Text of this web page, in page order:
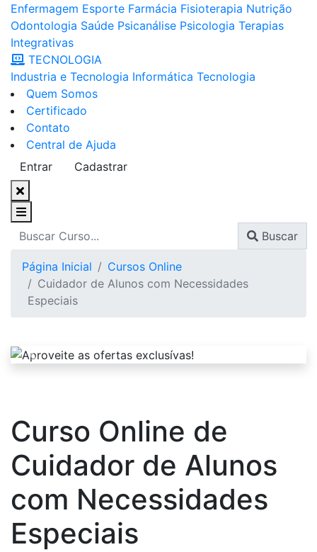
Enfermagem Esporte Farmácia Fisioterapia Nutrição
Odontologia Saúde Psicanálise Psicologia Terapias
Integrativas
TECNOLOGIA
Industria e Tecnologia Informática Tecnologia
Quem Somos
Certificado
Contato
Central de Ajuda
Entrar
Cadastrar
Buscar
Página Inicial
Cursos Online
Cuidador de Alunos com Necessidades
Especiais
Curso Online de
Cuidador de Alunos
com Necessidades
Especiais